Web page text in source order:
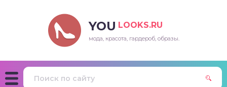
YOU LOOKS.RU
мода, красота, гардероб, образы.